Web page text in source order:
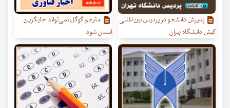
پذیرش دانشجو در پردیس بین ­المللی
کیش دانشگاه تهران
مترجم گوگل نمی‌تواند جایگزین
انسان شود